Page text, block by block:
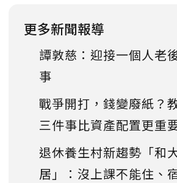
更多新聞報導
譚敦慈：迎接一個人老
事
戰爭開打，錢變廢紙？
三件事比資產配置更重
退休養生村新趨勢「和
居」：沒上課不能住、